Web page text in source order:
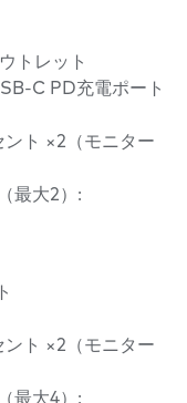
トレット
C PD充電ポート
ト ×2（モニター
最大2）:
ト ×2（モニター